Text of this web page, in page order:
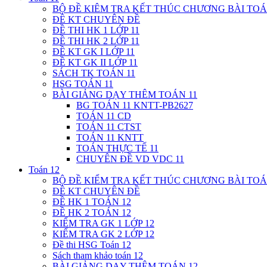
BỘ ĐỀ KIÊM TRA KẾT THÚC CHƯƠNG BÀI
ĐỀ KT CHUYÊN ĐỀ
ĐỀ THI HK 1 LỚP 11
ĐỀ THI HK 2 LỚP 11
ĐỀ KT GK I LỚP 11
ĐỀ KT GK II LỚP 11
SÁCH TK TOÁN 11
HSG TOÁN 11
BÀI GIẢNG DẠY THÊM TOÁN 11
BG TOÁN 11 KNTT-PB2627
TOÁN 11 CD
TOÁN 11 CTST
TOÁN 11 KNTT
TOÁN THỰC TẾ 11
CHUYÊN ĐỀ VD VDC 11
Toán 12
BỘ ĐỀ KIỂM TRA KẾT THÚC CHƯƠNG BÀI
ĐỀ KT CHUYÊN ĐỀ
ĐỀ HK 1 TOÁN 12
ĐỀ HK 2 TOÁN 12
KIỂM TRA GK 1 LỚP 12
KIỂM TRA GK 2 LỚP 12
Đề thi HSG Toán 12
Sách tham khảo toán 12